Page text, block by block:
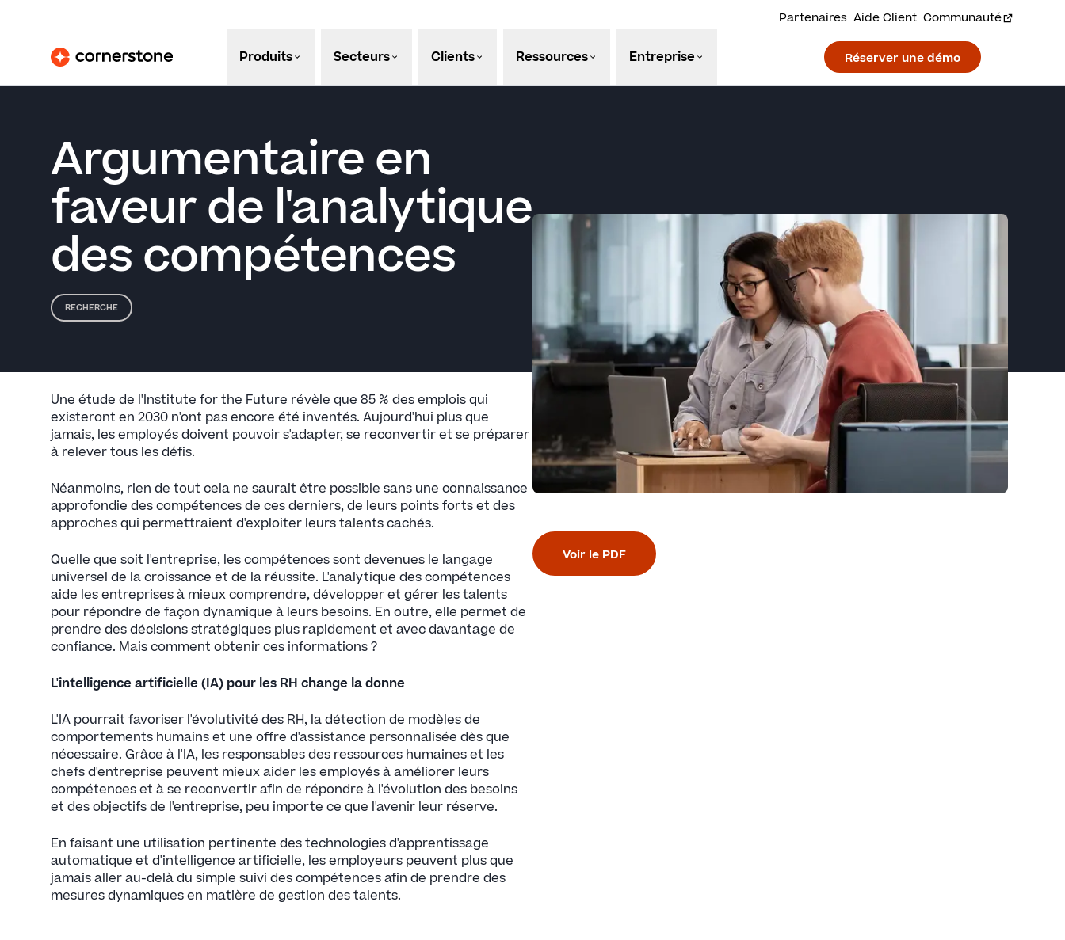
Partenaires Aide Client Communauté
Produits Secteurs Clients Ressources Entreprise Réserver une démo
Argumentaire en
faveur de l'analytique
des compétences
RECHERCHE
Une étude de l'Institute for the Future révèle que 85 % des emplois qui
existeront en 2030 n'ont pas encore été inventés. Aujourd'hui plus que
jamais, les employés doivent pouvoir s'adapter, se reconvertir et se préparer
à relever tous les défis.
Néanmoins, rien de tout cela ne saurait être possible sans une connaissance
approfondie des compétences de ces derniers, de leurs points forts et des
approches qui permettraient d'exploiter leurs talents cachés.
Quelle que soit l'entreprise, les compétences sont devenues le langage
universel de la croissance et de la réussite. L'analytique des compétences
aide les entreprises à mieux comprendre, développer et gérer les talents
pour répondre de façon dynamique à leurs besoins. En outre, elle permet de
prendre des décisions stratégiques plus rapidement et avec davantage de
confiance. Mais comment obtenir ces informations ?
L'intelligence artificielle (IA) pour les RH change la donne
L'IA pourrait favoriser l'évolutivité des RH, la détection de modèles de
comportements humains et une offre d'assistance personnalisée dès que
nécessaire. Grâce à l'IA, les responsables des ressources humaines et les
chefs d'entreprise peuvent mieux aider les employés à améliorer leurs
compétences et à se reconvertir afin de répondre à l'évolution des besoins
et des objectifs de l'entreprise, peu importe ce que l'avenir leur réserve.
En faisant une utilisation pertinente des technologies d'apprentissage
automatique et d'intelligence artificielle, les employeurs peuvent plus que
jamais aller au-delà du simple suivi des compétences afin de prendre des
mesures dynamiques en matière de gestion des talents.
Voir le PDF